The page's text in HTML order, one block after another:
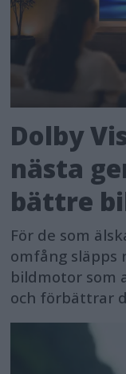
Dolby
nästa
bättre
För de som
omfång släpps
bildmotor som
och förbättrar